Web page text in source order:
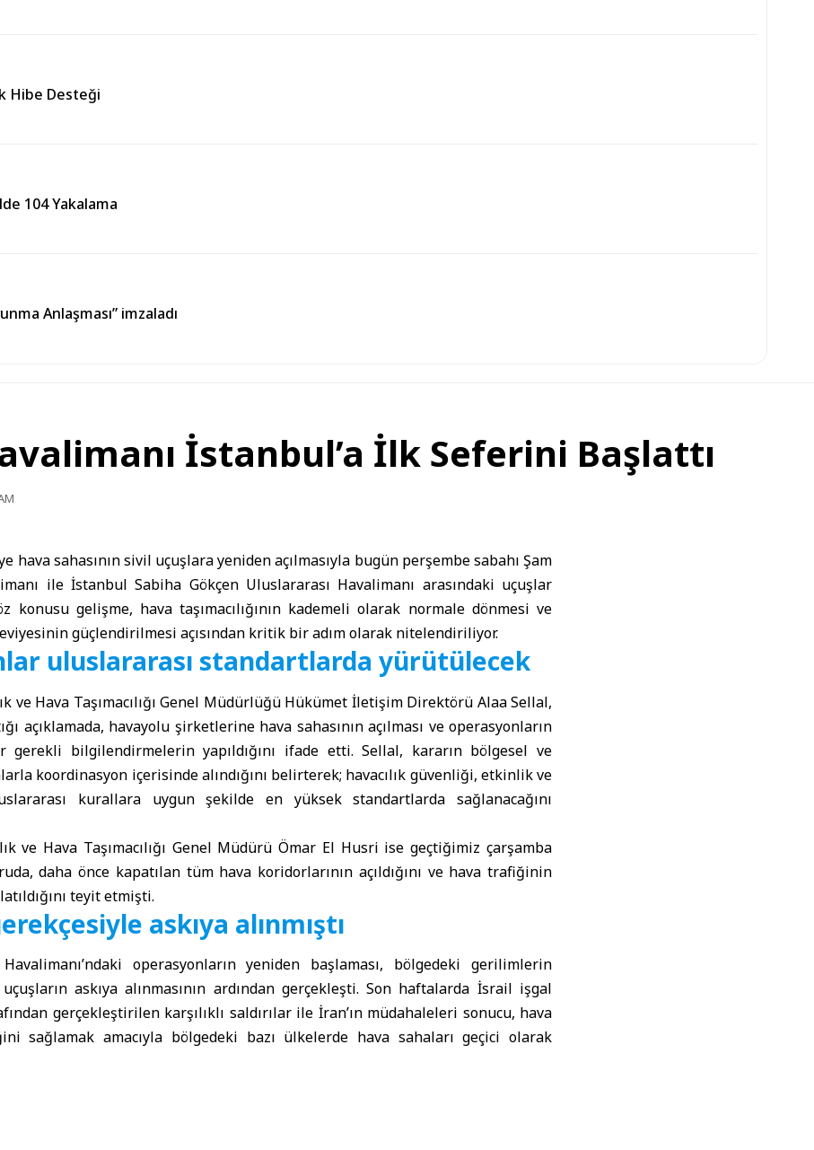
Hibe Desteği
104 Yakalama
Anlaşması” imzaladı
İstanbul’a İlk Seferini Başlattı
hava sahasının sivil uçuşlara yeniden açılmasıyla bugün perşembe sabahıŞam
ileİstanbulSabiha Gökçen Uluslararası Havalimanı arasındaki uçuşlar
konusu gelişme, hava taşımacılığının kademeli olarak normale dönmesi ve
güçlendirilmesi açısından kritik bir adım olarak nitelendiriliyor.
uluslararası standartlarda yürütülecek
ve Hava Taşımacılığı Genel Müdürlüğü Hükümet İletişim Direktörü Alaa Sellal,
açıklamada, havayolu şirketlerine hava sahasının açılması ve operasyonların
gerekli bilgilendirmelerin yapıldığını ifade etti. Sellal, kararın bölgesel ve
koordinasyon içerisinde alındığını belirterek; havacılık güvenliği, etkinlik ve
kurallara uygun şekilde en yüksek standartlarda sağlanacağını
ve Hava Taşımacılığı Genel Müdürü Ömar El Husri ise geçtiğimiz çarşamba
daha önce kapatılan tüm hava koridorlarının açıldığını ve hava trafiğinin
teyit etmişti.
askıya alınmıştı
operasyonların yeniden başlaması, bölgedeki gerilimlerin
askıya alınmasının ardından gerçekleşti. Son haftalarda İsrail işgal
gerçekleştirilen karşılıklı saldırılar ile İran’ın müdahaleleri sonucu, hava
sağlamak amacıyla bölgedeki bazı ülkelerde hava sahaları geçici olarak